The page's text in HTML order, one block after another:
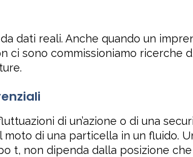
dati reali. Anche quando un
ci sono commissioniamo ricerche
di un’azione o di una
di una particella in un fluido.
t, non dipenda dalla posizione